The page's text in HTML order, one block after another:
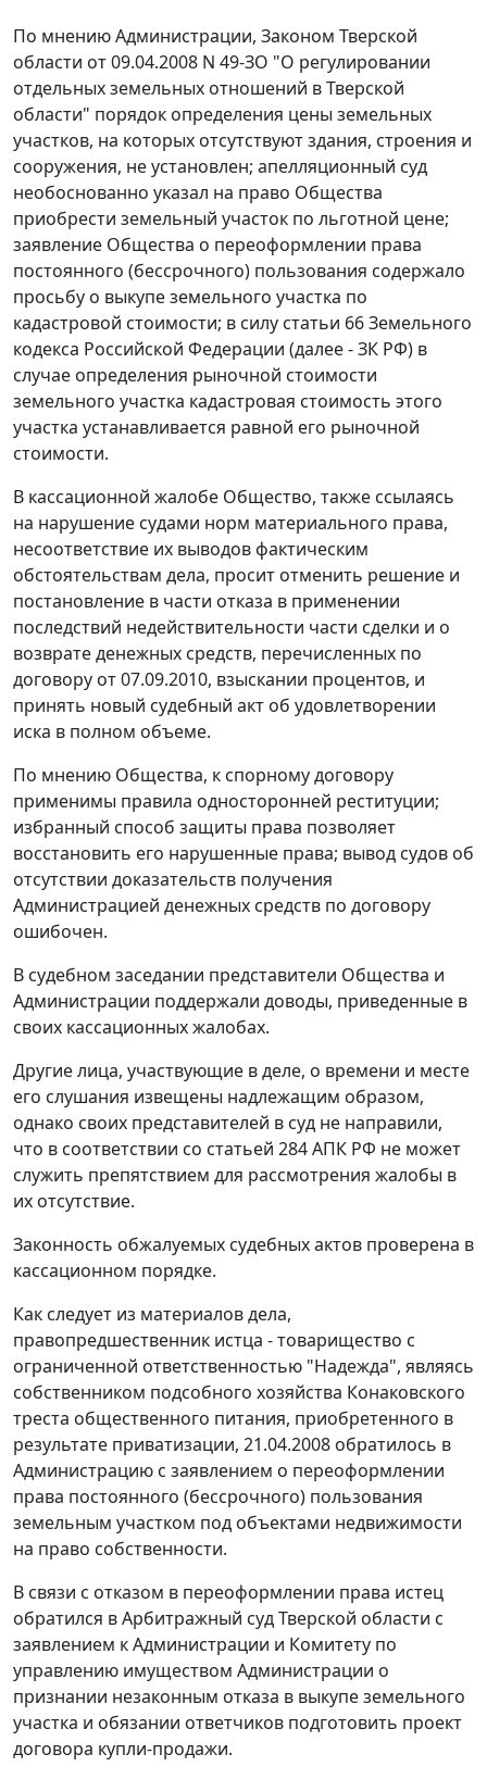
По мнению Администрации, Законом Тверской
области от 09.04.2008 N 49-ЗО "О регулировании
отдельных земельных отношений в Тверской
области" порядок определения цены земельных
участков, на которых отсутствуют здания, строения и
сооружения, не установлен; апелляционный суд
необоснованно указал на право Общества
приобрести земельный участок по льготной цене;
заявление Общества о переоформлении права
постоянного (бессрочного) пользования содержало
просьбу о выкупе земельного участка по
кадастровой стоимости; в силу статьи 66Земельного
кодекса Российской Федерации (далее - ЗК РФ) в
случае определения рыночной стоимости
земельного участка кадастровая стоимость этого
участка устанавливается равной его рыночной
стоимости.
В кассационной жалобе Общество, также ссылаясь
на нарушение судами норм материального права,
несоответствие их выводов фактическим
обстоятельствам дела, просит отменить решение и
постановление в части отказа в применении
последствий недействительности части сделки и о
возврате денежных средств, перечисленных по
договору от 07.09.2010, взыскании процентов, и
принять новый судебный акт об удовлетворении
иска в полном объеме.
По мнению Общества, к спорному договору
применимы правила односторонней реституции;
избранный способ защиты права позволяет
восстановить его нарушенные права; вывод судов об
отсутствии доказательств получения
Администрацией денежных средств по договору
ошибочен.
В судебном заседании представители Общества и
Администрации поддержали доводы, приведенные в
своих кассационных жалобах.
Другие лица, участвующие в деле, о времени и месте
его слушания извещены надлежащим образом,
однако своих представителей в суд не направили,
что в соответствии со статьей 284АПК РФ не может
служить препятствием для рассмотрения жалобы в
их отсутствие.
Законность обжалуемых судебных актов проверена в
кассационном порядке.
Как следует из материалов дела,
правопредшественник истца - товарищество с
ограниченной ответственностью "Надежда", являясь
собственником подсобного хозяйства Конаковского
треста общественного питания, приобретенного в
результате приватизации, 21.04.2008 обратилось в
Администрацию с заявлением о переоформлении
права постоянного (бессрочного) пользования
земельным участком под объектами недвижимости
на право собственности.
В связи с отказом в переоформлении права истец
обратился в Арбитражный суд Тверской области с
заявлением к Администрации и Комитету по
управлению имуществом Администрации о
признании незаконным отказа в выкупе земельного
участка и обязании ответчиков подготовить проект
договора купли-продажи.